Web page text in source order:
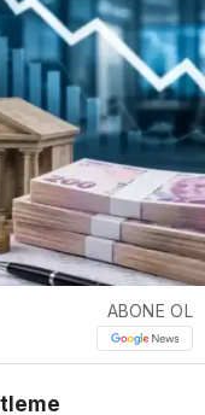
ABONE OL